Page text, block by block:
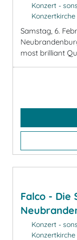
Konzert -
Konzertkirche
Samstag, 6.
most brilliant
Falco - Die
Konzert -
Konzertkirche